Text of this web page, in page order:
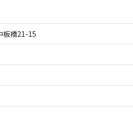
板橋21-15